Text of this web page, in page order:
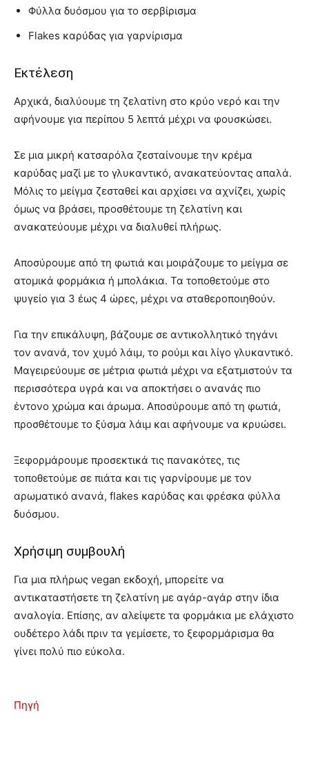
Φύλλα δυόσμου για το σερβίρισμα
Flakes καρύδας για γαρνίρισμα
Εκτέλεση
Αρχικά, διαλύουμε τη ζελατίνη στο κρύο νερό και την
αφήνουμε για περίπου 5 λεπτά μέχρι να φουσκώσει.
Σε μια μικρή κατσαρόλα ζεσταίνουμε την κρέμα
καρύδας μαζί με το γλυκαντικό, ανακατεύοντας απαλά.
Μόλις το μείγμα ζεσταθεί και αρχίσει να αχνίζει, χωρίς
όμως να βράσει, προσθέτουμε τη ζελατίνη και
ανακατεύουμε μέχρι να διαλυθεί πλήρως.
Αποσύρουμε από τη φωτιά και μοιράζουμε το μείγμα σε
ατομικά φορμάκια ή μπολάκια. Τα τοποθετούμε στο
ψυγείο για 3 έως 4 ώρες, μέχρι να σταθεροποιηθούν.
Για την επικάλυψη, βάζουμε σε αντικολλητικό τηγάνι
τον ανανά, τον χυμό λάιμ, το ρούμι και λίγο γλυκαντικό.
Μαγειρεύουμε σε μέτρια φωτιά μέχρι να εξατμιστούν τα
περισσότερα υγρά και να αποκτήσει ο ανανάς πιο
έντονο χρώμα και άρωμα. Αποσύρουμε από τη φωτιά,
προσθέτουμε το ξύσμα λάιμ και αφήνουμε να κρυώσει.
Ξεφορμάρουμε προσεκτικά τις πανακότες, τις
τοποθετούμε σε πιάτα και τις γαρνίρουμε με τον
αρωματικό ανανά, flakes καρύδας και φρέσκα φύλλα
δυόσμου.
Χρήσιμη συμβουλή
Για μια πλήρως vegan εκδοχή, μπορείτε να
αντικαταστήσετε τη ζελατίνη με αγάρ-αγάρ στην ίδια
αναλογία. Επίσης, αν αλείψετε τα φορμάκια με ελάχιστο
ουδέτερο λάδι πριν τα γεμίσετε, το ξεφορμάρισμα θα
γίνει πολύ πιο εύκολα.
Πηγή